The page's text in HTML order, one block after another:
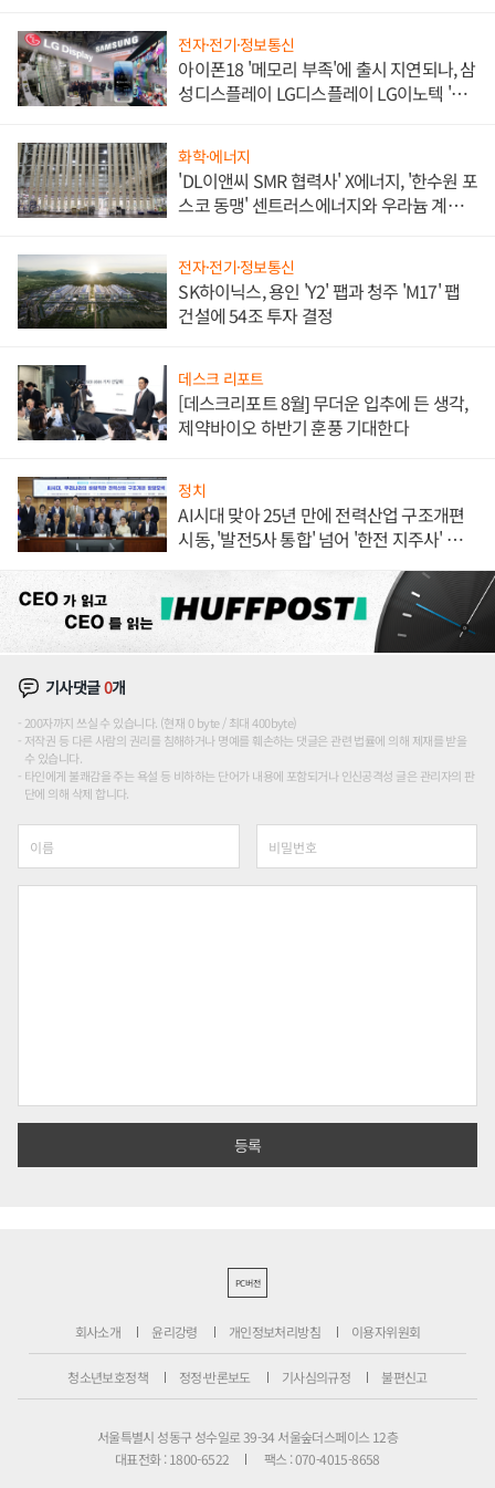
전자·전기·정보통신
아이폰18 '메모리 부족'에 출시 지연되나, 삼
성디스플레이 LG디스플레이 LG이노텍 '탈
화학·에너지
'DL이앤씨 SMR 협력사' X에너지, '한수원 포
스코 동맹' 센트러스에너지와 우라늄 계약
전자·전기·정보통신
SK하이닉스, 용인 'Y2' 팹과 청주 'M17' 팹
건설에 54조 투자 결정
데스크 리포트
[데스크리포트 8월] 무더운 입추에 든 생각,
제약바이오 하반기 훈풍 기대한다
정치
AI시대 맞아 25년 만에 전력산업 구조개편
시동, '발전5사 통합' 넘어 '한전 지주사' 재편
기사댓글0개
200자까지 쓰실 수 있습니다. (현재 0 byte / 최대 400byte)
저작권 등 다른 사람의 권리를 침해하거나 명예를 훼손하는 댓글은 관련 법률에 의해 제재를 받을
수 있습니다.
타인에게 불쾌감을 주는 욕설 등 비하하는 단어가 내용에 포함되거나 인신공격성 글은 관리자의 판
단에 의해 삭제 합니다.
PC버전
회사소개 윤리강령 개인정보처리방침 이용자위원회
청소년보호정책 정정·반론보도 기사심의규정 불편신고
서울특별시 성동구 성수일로 39-34 서울숲더스페이스 12층
대표전화 : 1800-6522
팩스 : 070-4015-8658